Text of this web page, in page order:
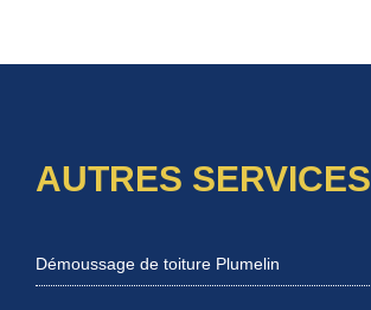
AUTRES SERVICES
Démoussage de toiture Plumelin